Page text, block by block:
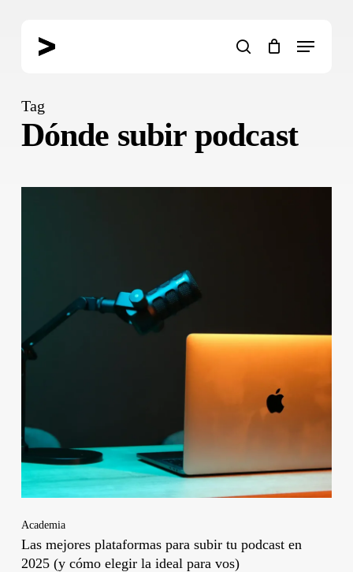
search
Menu
Tag
Dónde subir podcast
Academia
Las mejores plataformas para subir tu podcast en
2025 (y cómo elegir la ideal para vos)